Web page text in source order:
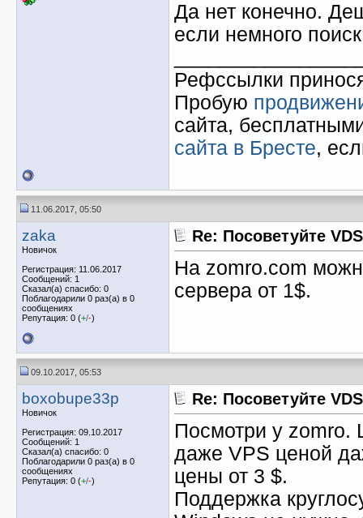
Да нет конечно.
если немного
Рефссылки
Пробую
сайта,
сайта в Бресте,
11.06.2017, 05:50
zaka
Новичок
Регистрация: 11.06.2017
Сообщений: 1
Сказал(а) спасибо: 0
Поблагодарили 0 раз(а) в 0
сообщениях
Репутация: 0 (+/-)
Re: Посоветуйте VDS
На zomro.com
сервера от 1$.
09.10.2017, 05:53
boxobupe33p
Новичок
Регистрация: 09.10.2017
Сообщений: 1
Сказал(а) спасибо: 0
Поблагодарили 0 раз(а) в 0
сообщениях
Репутация: 0 (+/-)
Re: Посоветуйте VDS
Посмотри у zomro.
даже VPS ценой
цены от 3 $.
Поддержка